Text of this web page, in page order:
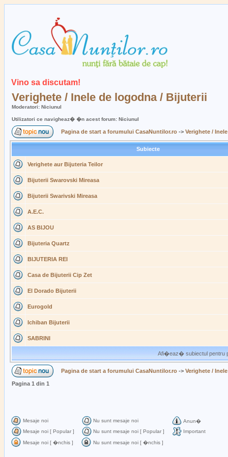
Vino sa discutam!
Verighete / Inele de logodna / Bijuterii
Moderatori: Niciunul
Utilizatori ce navigheaz� �n acest forum: Niciunul
Pagina de start a forumului CasaNuntilor.ro -> Verighete /
Subiecte
Verighete aur Bijuteria Teilor
Bijuterii Swarovski Mireasa
Bijuterii Swarivski Mireasa
A.E.C.
AS BIJOU
Bijuteria Quartz
BIJUTERIA REI
Casa de Bijuterii Cip Zet
El Dorado Bijuterii
Eurogold
Ichiban Bijuterii
SABRINI
Afi�eaz� subiectul pentru
Pagina de start a forumului CasaNuntilor.ro -> Verighete /
Pagina 1 din 1
Mesaje noi Nu sunt mesaje noi
Anun�
Mesaje noi [ Popular ]
Nu sunt mesaje noi [ Popular ]
Important
Mesaje noi [ �nchis ]
Nu sunt mesaje noi [ �nchis ]